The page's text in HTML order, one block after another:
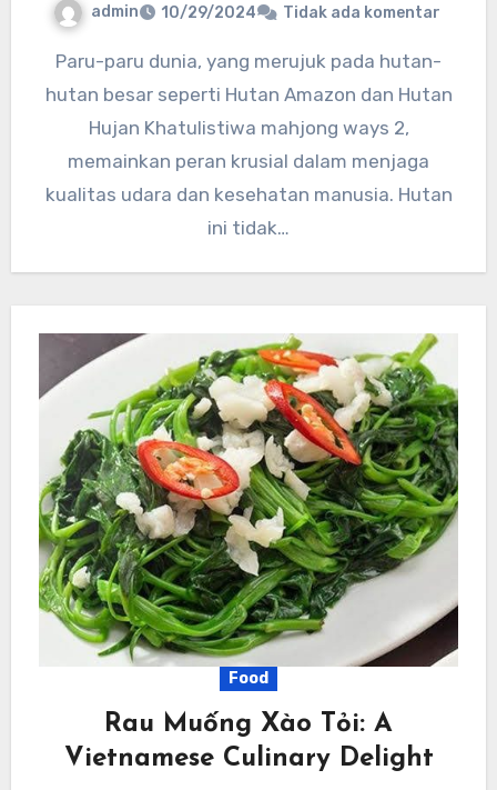
admin 10/29/2024 Tidak ada komentar
Paru-paru dunia, yang merujuk pada hutan-
hutan besar seperti Hutan Amazon dan Hutan
Hujan Khatulistiwa mahjong ways 2,
memainkan peran krusial dalam menjaga
kualitas udara dan kesehatan manusia. Hutan
ini tidak…
Food
Rau Muống Xào Tỏi: A
Vietnamese Culinary Delight